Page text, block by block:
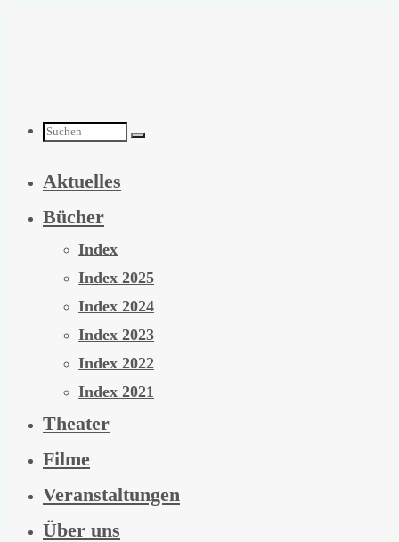
Suchen
nach:
Aktuelles
Bücher
Index
Index 2025
Index 2024
Index 2023
Index 2022
Index 2021
Theater
Filme
Veranstaltungen
Über uns